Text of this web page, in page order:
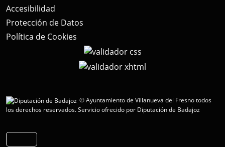
Accesibilidad
Protección de Datos
Política de Cookies
© Ayuntamiento de Villanueva del Fresno todos
los derechos reservados.Servicio ofrecido por Diputación de Badajoz